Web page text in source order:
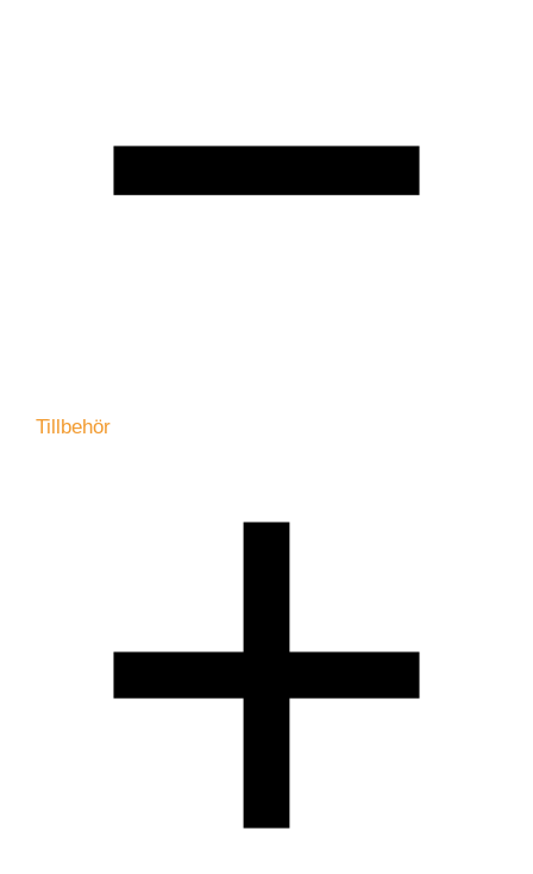
Tillbehör